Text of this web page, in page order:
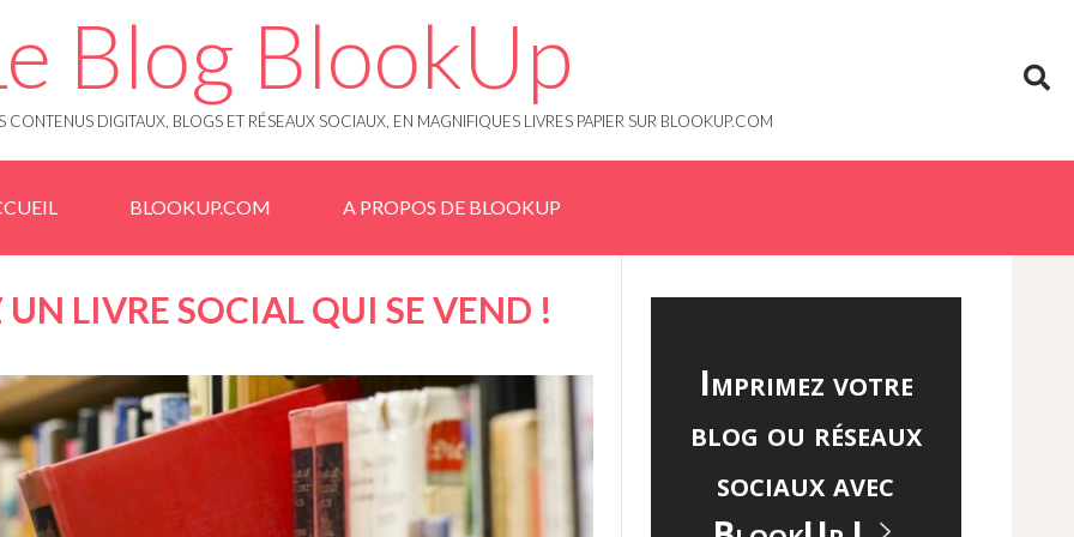
Blog BlookUp
CONTENUS DIGITAUX, BLOGS ET RÉSEAUX SOCIAUX, EN MAGNIFIQUES LIVRES PAPIER SUR BLOOKUP.COM
BLOOKUP.COM A PROPOS DE BLOOKUP
LIVRE SOCIAL QUI SE VEND !
Imprimez votre
blog ou réseaux
sociaux avec